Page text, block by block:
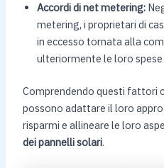
Accordi di net metering:
metering, i proprietari di
in eccesso tornata alla
ulteriormente le loro spese
Comprendendo questi fattori
possono adattare il loro
risparmi e allineare le loro
dei pannelli solari.